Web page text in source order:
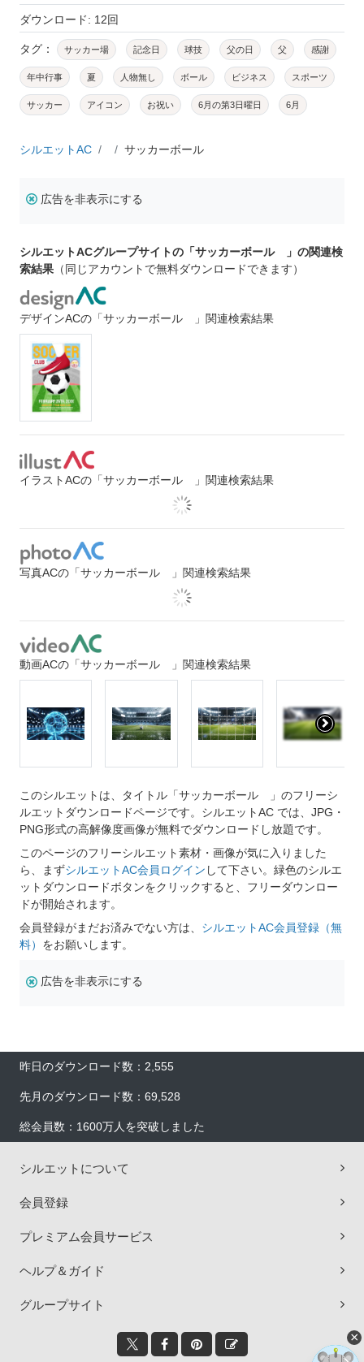
ダウンロード: 12回
タグ： サッカー場 記念日 球技 父の日 父 感謝
年中行事 夏 人物無し ボール ビジネス スポーツ
サッカー アイコン お祝い 6月の第3日曜日 6月
シルエットAC サッカーボール
広告を非表示にする
シルエットACグループサイトの「サッカーボール 」の関連検
索結果 （同じアカウントで無料ダウンロードできます）
デザインACの「サッカーボール 」関連検索結果
イラストACの「サッカーボール 」関連検索結果
写真ACの「サッカーボール 」関連検索結果
動画ACの「サッカーボール 」関連検索結果
このシルエットは、タイトル「サッカーボール 」のフリーシ
ルエットダウンロードページです。シルエットAC では、JPG・
PNG形式の高解像度画像が無料でダウンロードし放題です。
このページのフリーシルエット素材・画像が気に入りました
ら、まずシルエットAC会員ログイン して下さい。緑色のシルエ
ットダウンロードボタンをクリックすると、フリーダウンロー
ドが開始されます。
会員登録がまだお済みでない方は、 シルエットAC会員登録（無
料） をお願いします。
広告を非表示にする
昨日のダウンロード数：2,555
先月のダウンロード数：69,528
総会員数：1600万人を突破しました
シルエットについて
会員登録
プレミアム会員サービス
ヘルプ＆ガイド
グループサイト
×